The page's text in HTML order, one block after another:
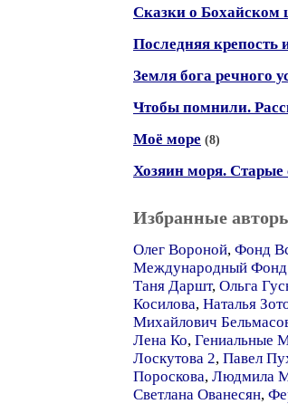
Сказки о Бохайском
Последняя крепость
Земля бога речного
Чтобы помнили.
Моё море (8)
Хозяин моря. Старые
Избранные
Олег Вороной, Фонд
Международный
Таня Даршт, Ольга
Косилова, Наталья
Михайлович
Лена Ко, Гениальные
Лоскутова 2, Павел
Пороскова, Людмила
Светлана Ованесян,